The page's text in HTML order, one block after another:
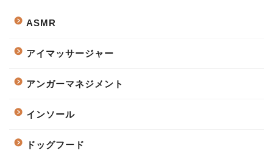
ASMR
アイマッサージャー
アンガーマネジメント
インソール
ドッグフード